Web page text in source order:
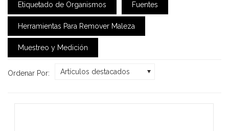
Etiquetado de Organismos Fuentes
Herramientas Para Remover Maleza
Muestreo y Medición
Ordenar Por: Artículos destacados